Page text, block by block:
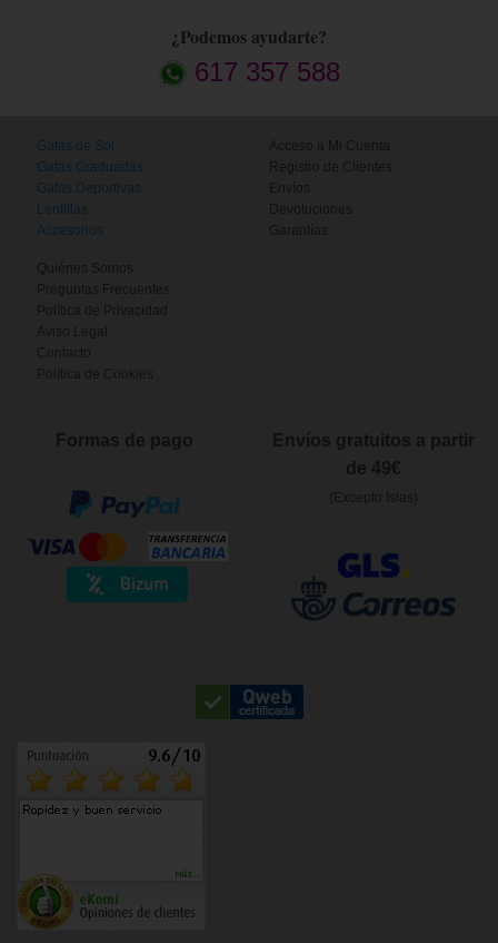
¿Podemos ayudarte?
617 357 588
Gafas de Sol
Gafas Graduadas
Gafas Deportivas
Lentillas
Accesorios
Acceso a Mi Cuenta
Registro de Clientes
Envíos
Devoluciones
Garantías
Quiénes Somos
Preguntas Frecuentes
Política de Privacidad
Aviso Legal
Contacto
Política de Cookies
Formas de pago
Envíos gratuitos a partir
de 49€
(Excepto Islas)